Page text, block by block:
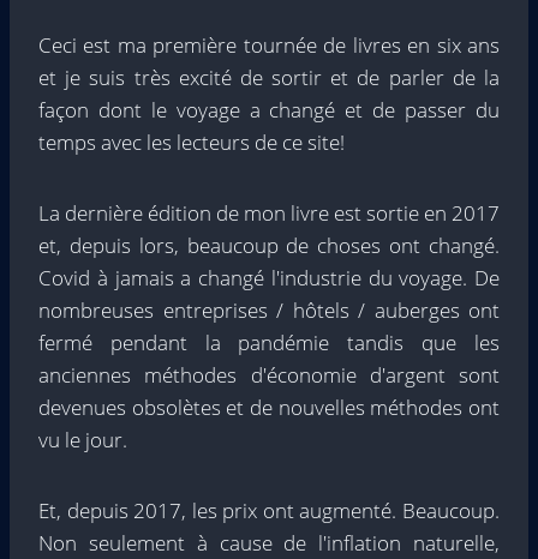
Ceci est ma première tournée de livres en six ans
et je suis très excité de sortir et de parler de la
façon dont le voyage a changé et de passer du
temps avec les lecteurs de ce site!
La dernière édition de mon livre est sortie en 2017
et, depuis lors, beaucoup de choses ont changé.
Covid à jamais a changé l'industrie du voyage. De
nombreuses entreprises / hôtels / auberges ont
fermé pendant la pandémie tandis que les
anciennes méthodes d'économie d'argent sont
devenues obsolètes et de nouvelles méthodes ont
vu le jour.
Et, depuis 2017, les prix ont augmenté. Beaucoup.
Non seulement à cause de l'inflation naturelle,